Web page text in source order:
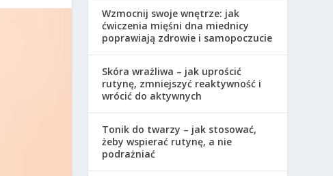
Wzmocnij swoje wnętrze: jak
ćwiczenia mięśni dna miednicy
poprawiają zdrowie i samopoczucie
Skóra wrażliwa – jak uprościć
rutynę, zmniejszyć reaktywność i
wrócić do aktywnych
Tonik do twarzy – jak stosować,
żeby wspierać rutynę, a nie
podrażniać